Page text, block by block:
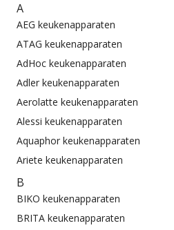
A
AEG keukenapparaten
ATAG keukenapparaten
AdHoc keukenapparaten
Adler keukenapparaten
Aerolatte keukenapparaten
Alessi keukenapparaten
Aquaphor keukenapparaten
Ariete keukenapparaten
B
BIKO keukenapparaten
BRITA keukenapparaten